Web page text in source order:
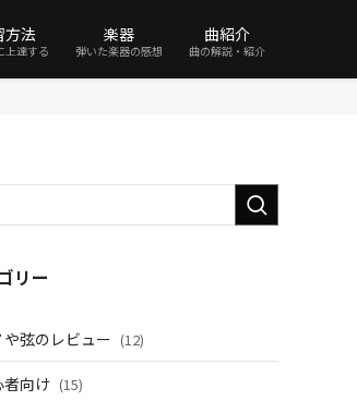
方法
上達する
楽器
弾いた楽器の感想
曲紹介
曲の解説・紹介
リー
や弦のレビュー (12)
者向け (15)